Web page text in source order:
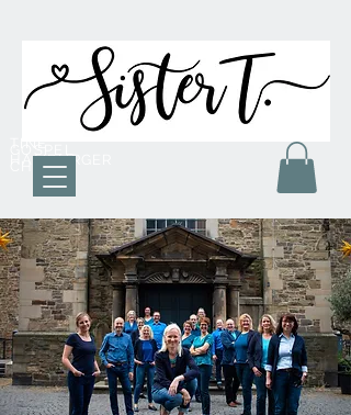
HAMBURGER
CHOR